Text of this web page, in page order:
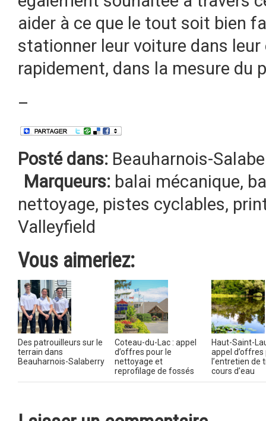
aider à ce que le tout soit bien
stationner leur voiture dans
rapidement, dans la mesure du
–
Posté dans: Beauharnois-
Marqueurs: balai mécanique,
nettoyage, pistes cyclables,
Valleyfield
Vous aimeriez:
Des patrouilleurs sur le
terrain dans
Beauharnois-Salaberry
Coteau-du-Lac : appel
d’offres pour le
nettoyage et
reprofilage de fossés
Haut-Saint-
appel d’offres
l’entretien de
cours d’eau